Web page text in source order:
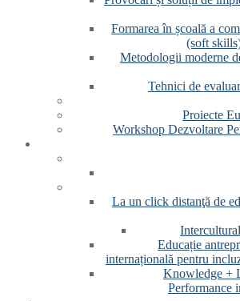
Formarea în școală a
(soft
Metodologii moderne
Tehnici de
Proiecte
Workshop Dezvoltare
La un click distanţă de
Educație
internațională pentru
Knowledge +
Performance